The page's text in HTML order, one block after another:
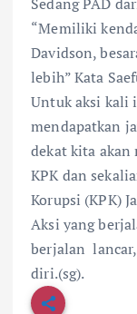
“Memiliki
Davidson,
lebih” Kata
Untuk aksi kali
mendapatkan
dekat kita
KPK dan
Korupsi (KPK)
Aksi yang
berjalan
diri.(sg).